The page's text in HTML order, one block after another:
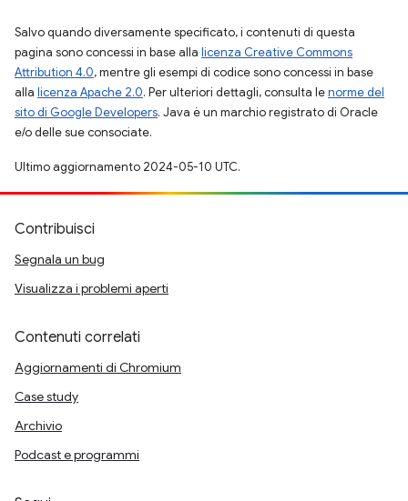
Salvo quando diversamente specificato, i contenuti di questa
pagina sono concessi in base alla licenza Creative Commons
Attribution 4.0, mentre gli esempi di codice sono concessi in base
alla licenza Apache 2.0. Per ulteriori dettagli, consulta lenorme del
sito di Google Developers. Java è un marchio registrato di Oracle
e/o delle sue consociate.
Ultimo aggiornamento 2024-05-10 UTC.
Contribuisci
Segnala un bug
Visualizza i problemi aperti
Contenuti correlati
Aggiornamenti di Chromium
Case study
Archivio
Podcast e programmi